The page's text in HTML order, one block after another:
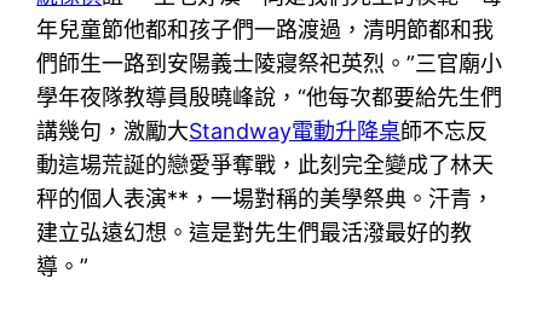
年兒童節他都和孩子們一路渡過，清明節都和我
們師生一路到安陽義士陵寢祭祀英烈。”三官廟小
學年夜隊教導員殷曉峰說，“他每次都要給先生們
講幾句，激勵大Standway電動升降桌師不忘反
動這場荒誕的戀愛爭奪戰，此刻完全變成了林天
秤的個人表演**，一場對稱的美學祭典。汗青，
建立弘遠幻想。這是對先生們最活潑最好的教
導。”